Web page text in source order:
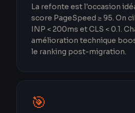
La refonte est l'occasion
score PageSpeed ≥ 95. On
INP < 200ms et CLS < 0.1.
amélioration technique
le ranking post-migration.
🎯